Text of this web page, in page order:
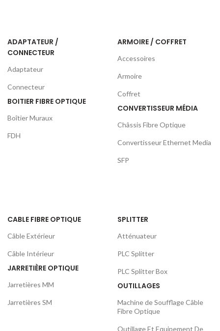
ADAPTATEUR /
CONNECTEUR
Adaptateur
Connecteur
BOITIER FIBRE OPTIQUE
Boîtier Muraux
FDH
ARMOIRE / COFFRET
Accessoires
Armoire
Coffret
CONVERTISSEUR MÉDIA
Châssis Fibre Optique
Convertisseur Ethernet Media
SFP
CABLE FIBRE OPTIQUE
Câble Extérieur
Câble Intérieur
JARRETIÈRE OPTIQUE
Jarretières MM
Jarretières SM
SPLITTER
Atténuateur
PLC Splitter
PLC Splitter Box
OUTILLAGES
Machine de Soufflage Câble
Fibre Optique
Outillage Et Equipement De